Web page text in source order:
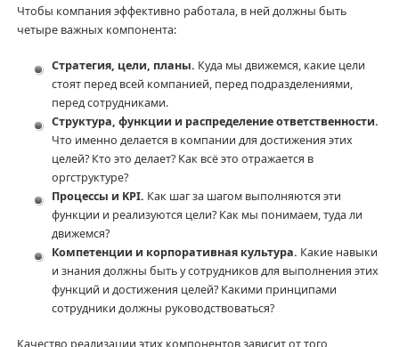
Чтобы компания эффективно работала, в ней должны быть
четыре важных компонента:
Стратегия, цели, планы. Куда мы движемся, какие цели
стоят перед всей компанией, перед подразделениями,
перед сотрудниками.
Структура, функции и распределение ответственности.
Что именно делается в компании для достижения этих
целей? Кто это делает? Как всё это отражается в
оргструктуре?
Процессы и KPI. Как шаг за шагом выполняются эти
функции и реализуются цели? Как мы понимаем, туда ли
движемся?
Компетенции и корпоративная культура. Какие навыки
и знания должны быть у сотрудников для выполнения этих
функций и достижения целей? Какими принципами
сотрудники должны руководствоваться?
Качество реализации этих компонентов зависит от того,